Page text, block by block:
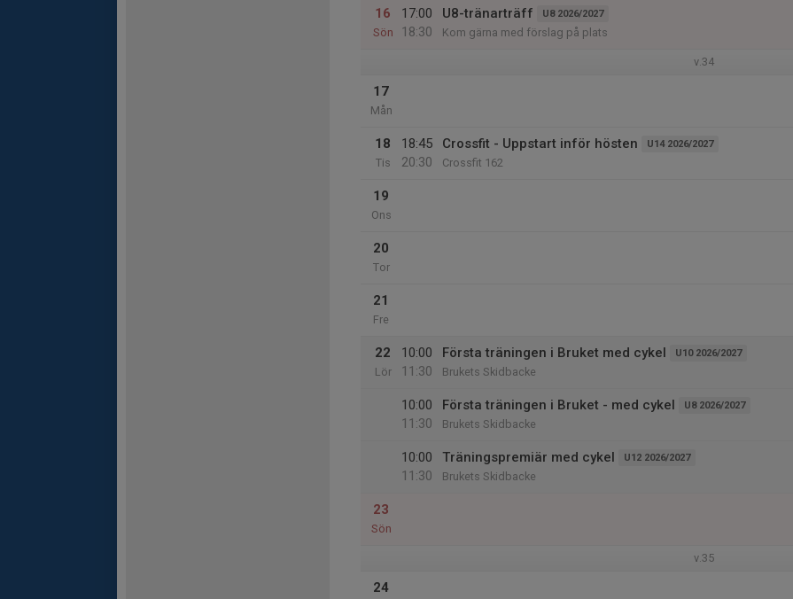
16
Sön
17:00
18:30
U8-tränarträff U8 2026/2027
Kom gärna med förslag på plats
v.34
17
Mån
18
Tis
18:45
20:30
Crossfit - Uppstart inför hösten U14 2026/2027
Crossfit 162
19
Ons
20
Tor
21
Fre
22
Lör
10:00
11:30
Första träningen i Bruket med cykel U10 2026/2027
Brukets Skidbacke
10:00
11:30
Första träningen i Bruket - med cykel U8 2026/2027
Brukets Skidbacke
10:00
11:30
Träningspremiär med cykel U12 2026/2027
Brukets Skidbacke
23
Sön
v.35
24